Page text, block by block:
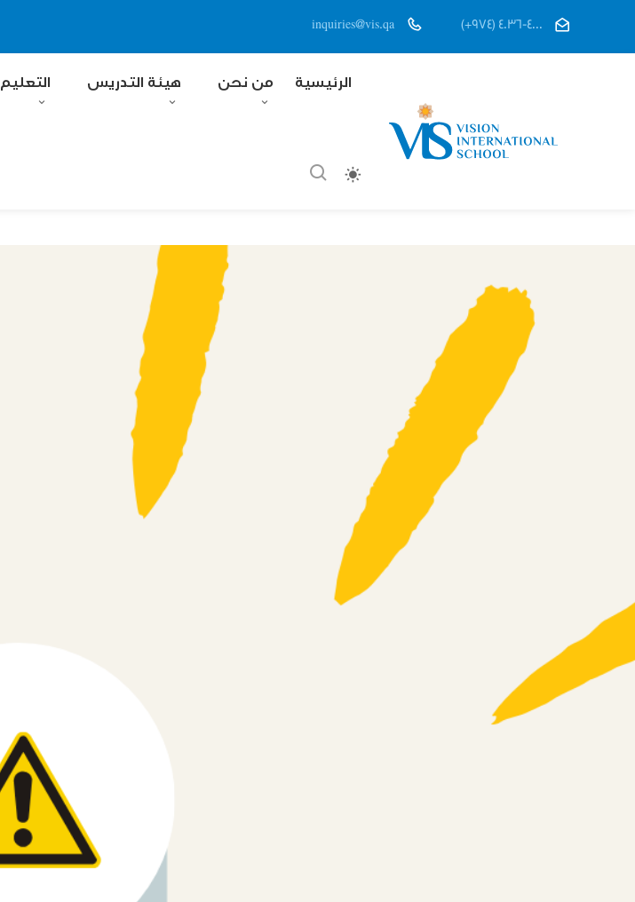
inquiries@vis.qa (+974) 4036-4000
الرئيسية من نحن هيئة التدريس التعليم